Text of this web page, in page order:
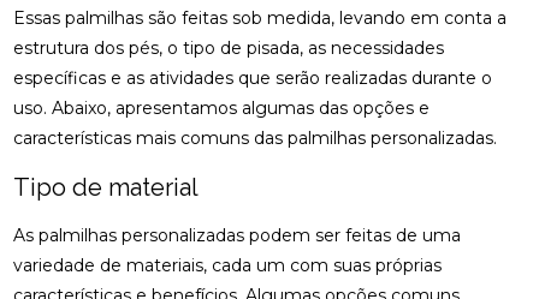
Essas palmilhas são feitas sob medida, levando em conta a
estrutura dos pés, o tipo de pisada, as necessidades
específicas e as atividades que serão realizadas durante o
uso. Abaixo, apresentamos algumas das opções e
características mais comuns das palmilhas personalizadas.
Tipo de material
As palmilhas personalizadas podem ser feitas de uma
variedade de materiais, cada um com suas próprias
ENCONTRE ALÍVIO E BEM-ESTAR NA SUA REGIÃO
CLÍNICA DE QUIROPRAXIA PERTO DE MIM:
ENCONTRE ALÍVIO E BEM-ESTAR PELA REGIÃO
CLÍNICA DE QUIROPRAXIA PERTO DE MIM:
LOCALIZE ALÍVIO E BEM-ESTAR NA SUA REGIÃO
CLÍNICA DE QUIROPRAXIA PERTO DE MIM: TUDO
SOBRE O TEMA